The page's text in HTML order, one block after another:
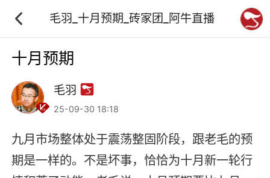
毛羽_十月预期_砖家团_阿牛直播
十月预期
毛羽
25-09-30 18:18
九月市场整体处于震荡整固阶段，跟老毛的预
期是一样的。不是坏事，恰恰为十月新一轮行